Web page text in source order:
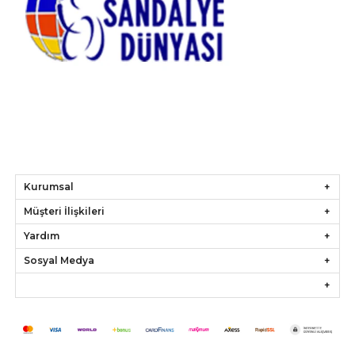
Kurumsal
Müşteri İlişkileri
Yardım
Sosyal Medya